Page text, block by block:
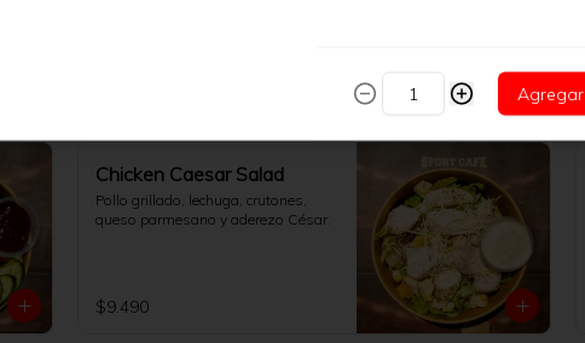
Chicken Caesar Salad
Pollo grillado, lechuga, crutones,
queso parmesano y aderezo César.
$9.490
Agregar